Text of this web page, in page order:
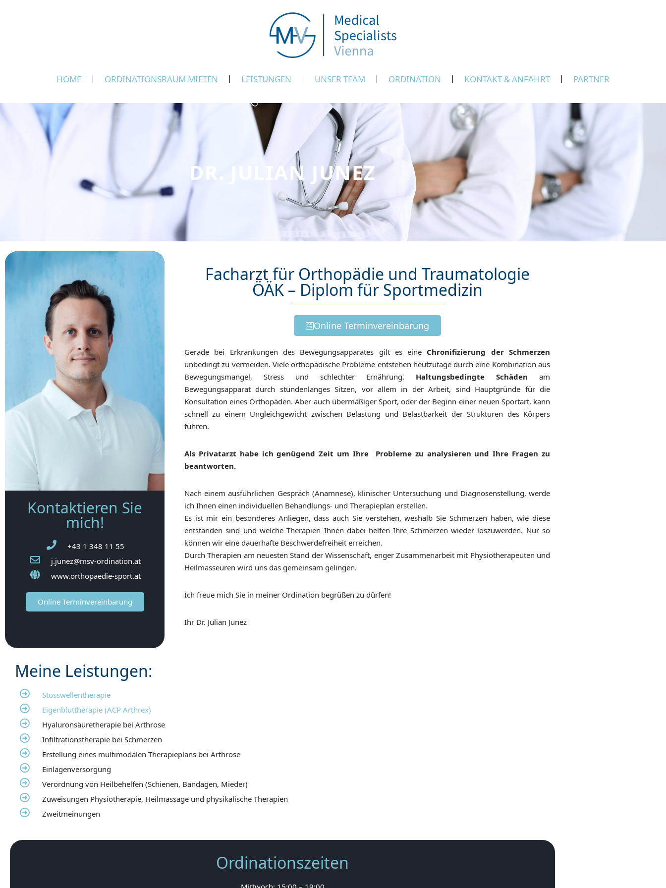
HOME ORDINATIONSRAUM MIETEN LEISTUNGEN UNSER TEAM ORDINATION KONTAKT & ANFAHRT PARTNER
DR. JULIAN JUNEZ
Kontaktieren Sie
mich!
+43 1 348 11 55
j.junez@msv-ordination.at
www.orthopaedie-sport.at
Online Terminvereinbarung
Facharzt für Orthopädie und Traumatologie
ÖÄK – Diplom für Sportmedizin
Online Terminvereinbarung
Gerade bei Erkrankungen des Bewegungsapparates gilt es eine Chronifizierung der Schmerzen
unbedingt zu vermeiden. Viele orthopädische Probleme entstehen heutzutage durch eine Kombination aus
Bewegungsmangel, Stress und schlechter Ernährung. Haltungsbedingte Schäden am
Bewegungsapparat durch stundenlanges Sitzen, vor allem in der Arbeit, sind Hauptgründe für die
Konsultation eines Orthopäden. Aber auch übermäßiger Sport, oder der Beginn einer neuen Sportart, kann
schnell zu einem Ungleichgewicht zwischen Belastung und Belastbarkeit der Strukturen des Körpers
führen.
Als Privatarzt habe ich genügend Zeit um Ihre Probleme zu analysieren und Ihre Fragen zu
beantworten.
Nach einem ausführlichen Gespräch (Anamnese), klinischer Untersuchung und Diagnosenstellung, werde
ich Ihnen einen individuellen Behandlungs- und Therapieplan erstellen.
Es ist mir ein besonderes Anliegen, dass auch Sie verstehen, weshalb Sie Schmerzen haben, wie diese
entstanden sind und welche Therapien Ihnen dabei helfen Ihre Schmerzen wieder loszuwerden. Nur so
können wir eine dauerhafte Beschwerdefreiheit erreichen.
Durch Therapien am neuesten Stand der Wissenschaft, enger Zusammenarbeit mit Physiotherapeuten und
Heilmasseuren wird uns das gemeinsam gelingen.
Ich freue mich Sie in meiner Ordination begrüßen zu dürfen!
Ihr Dr. Julian Junez
Meine Leistungen:
Stosswellentherapie
Eigenbluttherapie (ACP Arthrex)
Hyaluronsäuretherapie bei Arthrose
Infiltrationstherapie bei Schmerzen
Erstellung eines multimodalen Therapieplans bei Arthrose
Einlagenversorgung
Verordnung von Heilbehelfen (Schienen, Bandagen, Mieder)
Zuweisungen Physiotherapie, Heilmassage und physikalische Therapien
Zweitmeinungen
Ordinationszeiten